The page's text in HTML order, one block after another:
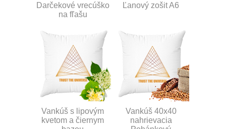
Darčekové vrecúško
na fľašu
Ľanový zošit A6
Vankúš s lipovým
kvetom a čiernym
Vankúš 40x40
nahrievacia